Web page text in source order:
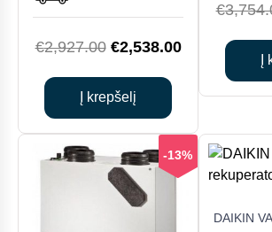
€2,927.00 Original
was:
€2,927.00.
€2,538.00Current
Į krepšelį
€
-13%
DAIKIN